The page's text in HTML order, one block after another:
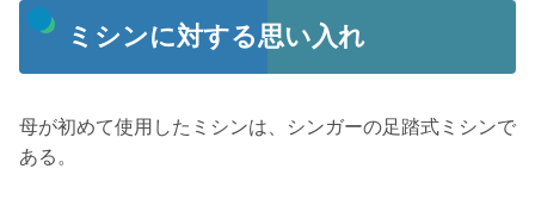
ミシンに対する思い入れ
母が初めて使用したミシンは、シンガーの足踏式ミシンで
ある。